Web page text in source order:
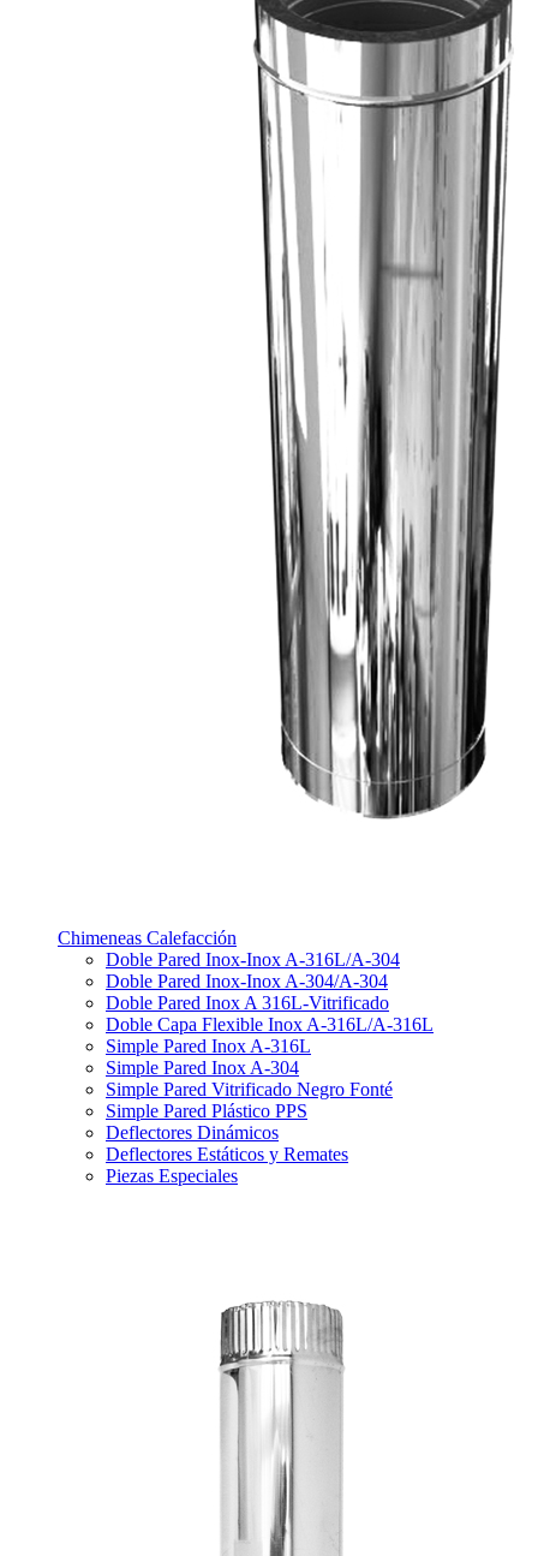
Chimeneas Calefacción
Doble Pared Inox-Inox A-316L/A-304
Doble Pared Inox-Inox A-304/A-304
Doble Pared Inox A 316L-Vitrificado
Doble Capa Flexible Inox A-316L/A-316L
Simple Pared Inox A-316L
Simple Pared Inox A-304
Simple Pared Vitrificado Negro Fonté
Simple Pared Plástico PPS
Deflectores Dinámicos
Deflectores Estáticos y Remates
Piezas Especiales